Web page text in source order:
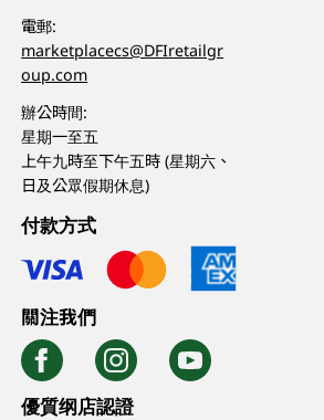
電郵:
marketplacecs@DFIretailgr
oup.com
辦公時間:
星期一至五
上午九時至下午五時 (星期六、
日及公眾假期休息)
付款方式
關注我們
優質纲店認證